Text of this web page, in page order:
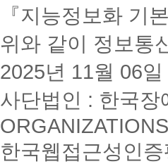
『지능정보화 기
위와 같이 정보통
2025년 11월 06일
사단법인 : 한국장
한국웹접근성인